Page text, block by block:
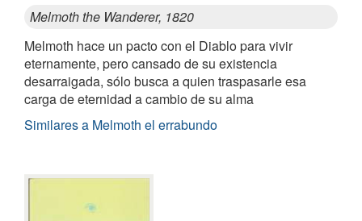
Melmoth the Wanderer, 1820
Melmoth hace un pacto con el Diablo para vivir
eternamente, pero cansado de su existencia
desarraigada, sólo busca a quien traspasarle esa
carga de eternidad a cambio de su alma
Similares a Melmoth el errabundo